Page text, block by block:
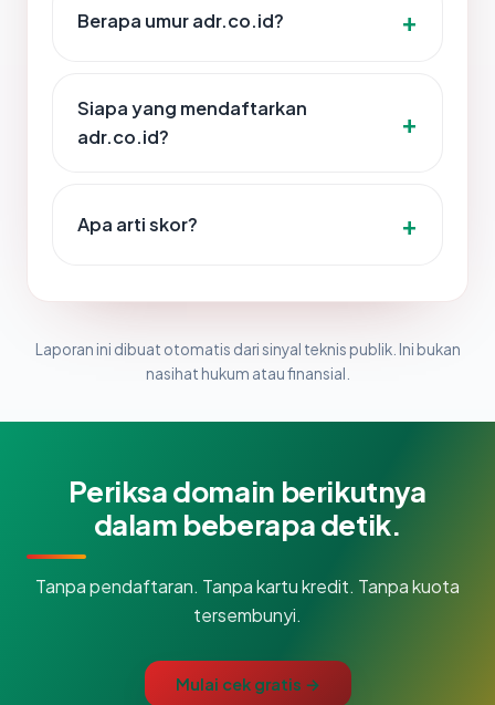
Berapa umur adr.co.id?
Siapa yang mendaftarkan
adr.co.id?
Apa arti skor?
Laporan ini dibuat otomatis dari sinyal teknis publik. Ini bukan
nasihat hukum atau finansial.
Periksa domain berikutnya
dalam beberapa detik.
Tanpa pendaftaran. Tanpa kartu kredit. Tanpa kuota
tersembunyi.
Mulai cek gratis →